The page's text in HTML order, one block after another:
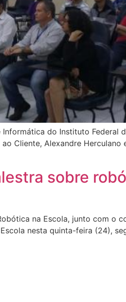
do Instituto Federal
Cliente, Alexandre
sobre
na Escola, junto com o
nesta quinta-feira (24),